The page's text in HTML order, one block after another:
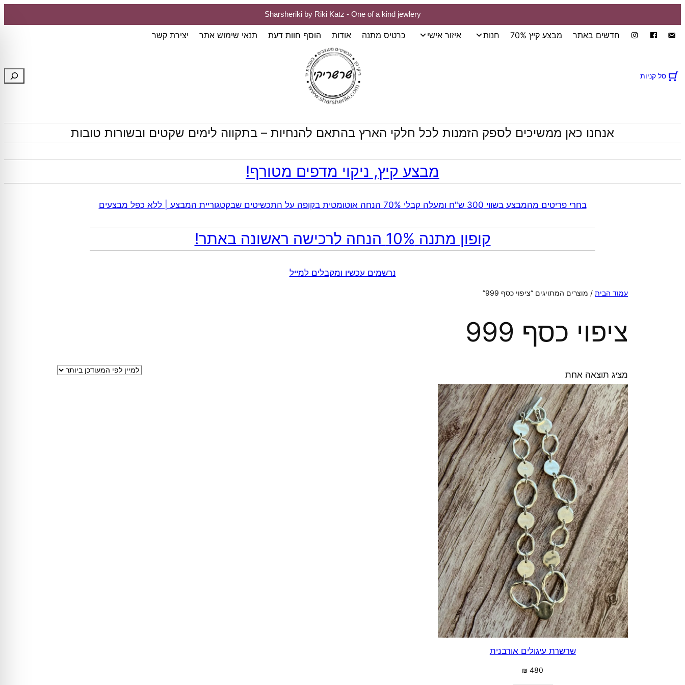
Sharsheriki by Riki Katz - One of a kind jewlery
חדשים באתר מבצע קיץ 70% חנות איזור אישי כרטיס מתנה אודות הוסף חוות דעת תנאי שימוש אתר יצירת קשר
סל קניות חיפוש
אנחנו כאן ממשיכים לספק הזמנות לכל חלקי הארץ בהתאם להנחיות – בתקווה לימים שקטים ובשורות טובות
מבצע קיץ, ניקוי מדפים מטורף!
בחרי פריטים מהמבצע בשווי 300 ש"ח ומעלה קבלי 70% הנחה אוטומטית בקופה על התכשיטים שבקטגוריית המבצע | ללא כפל מבצעים
קופון מתנה 10% הנחה לרכישה ראשונה באתר!
נרשמים עכשיו ומקבלים למייל
עמוד הבית / מוצרים המתויגים “ציפוי כסף 999”
ציפוי כסף 999
מציג תוצאה אחת
שרשרת עיגולים אורבנית
₪ 480